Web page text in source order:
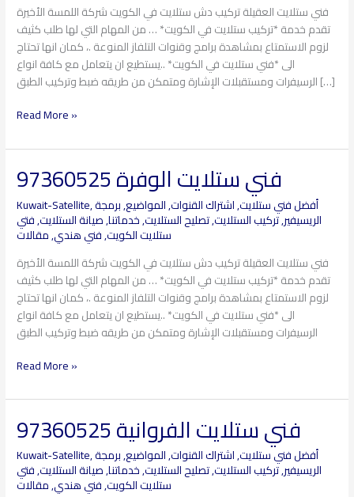
فني ستلايت العقيلة تركيب دش ستلايت في الكويت شركة اللمسة الأخيرة
تقدم خدمة *تركيب ستلايت في الكويت* … من المهام التي لها طلب كثيف
لزوم الاستمتاع بمشاهدة برامج وقنوات التلفاز المنوعة .، كمان انها تحتاج
الى *فني ستلايت في الكويت* ..يستطيع ان يتعامل مع كافة انواع
الرسيفرات ومستقبلات الإشارة ومتمكن من طريقه ضبط وتركيب الطبق […]
Read More »
فني ستلايت الوفرة 97360525
Kuwait-Satellite, أفضل فني ستلايت,اشتراك القنوات,المواضيع,برمجة
الريسيفير,تركيب الستلايت,تصليح الستلايت,خدماتنا,صيانة الستلايت,فتي
ستلايت الكويت,فني هندي,مقالات
فني ستلايت العقيلة تركيب دش ستلايت في الكويت شركة اللمسة الأخيرة
تقدم خدمة *تركيب ستلايت في الكويت* … من المهام التي لها طلب كثيف
لزوم الاستمتاع بمشاهدة برامج وقنوات التلفاز المنوعة .، كمان انها تحتاج
الى *فني ستلايت في الكويت* ..يستطيع ان يتعامل مع كافة انواع
الرسيفرات ومستقبلات الإشارة ومتمكن من طريقه ضبط وتركيب الطبق
فني
ستلايت
الوفرة
97360525
Read More »
فني ستلايت الفروانية 97360525
Kuwait-Satellite, أفضل فني ستلايت,اشتراك القنوات,المواضيع,برمجة
الريسيفير,تركيب الستلايت,تصليح الستلايت,خدماتنا,صيانة الستلايت,فتي
ستلايت الكويت,فني هندي,مقالات
فني
ستلايت
الفروانية
97360525